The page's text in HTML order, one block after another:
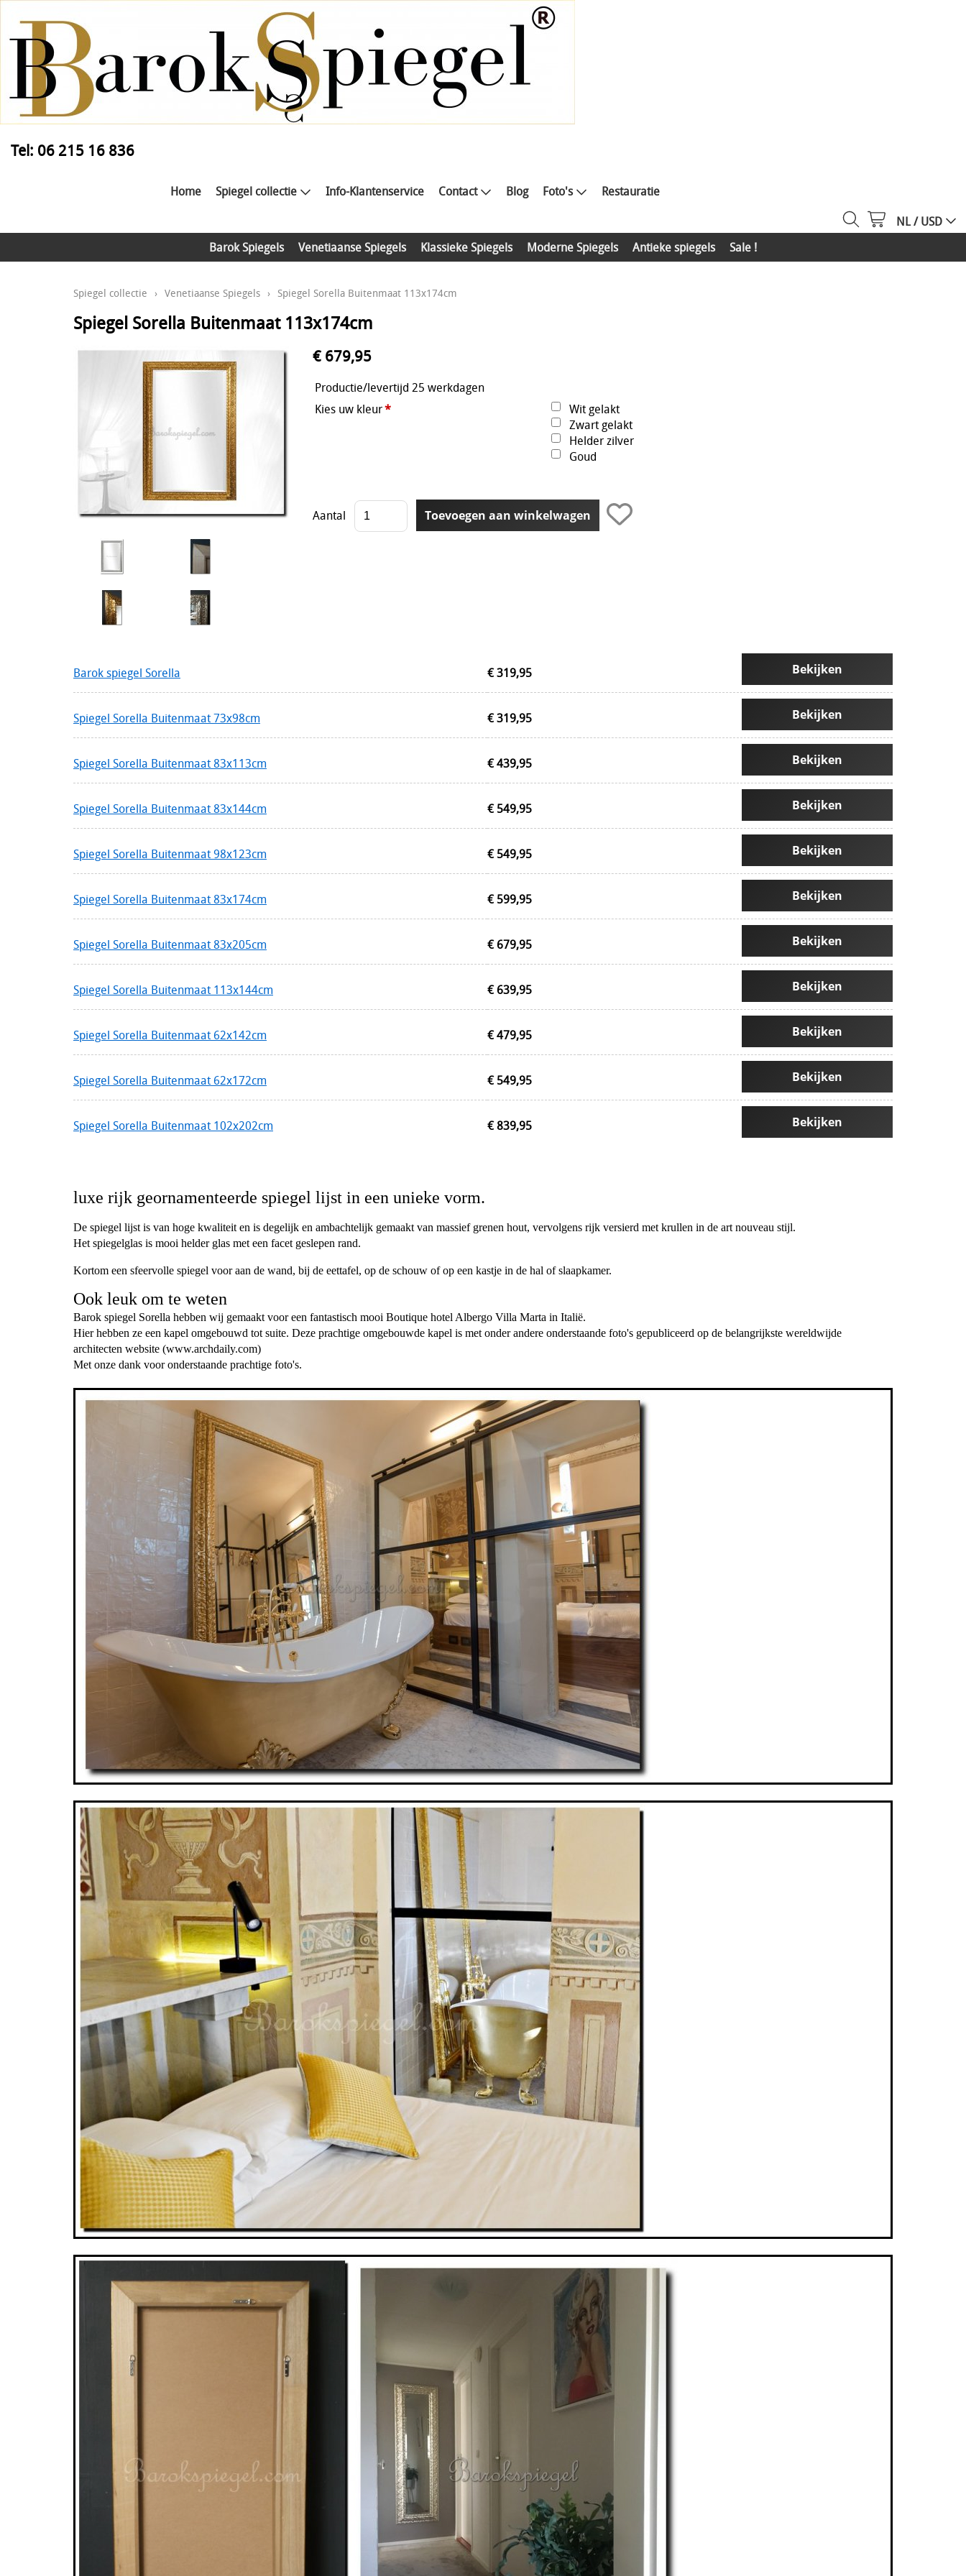
Tel: 06 215 16 836
Home Spiegel collectie Info-Klantenservice Contact Blog Foto's
Restauratie
NL / USD
Barok Spiegels
Venetiaanse Spiegels Klassieke Spiegels Moderne Spiegels Antieke spiegels Sale !
Spiegel collectie › Venetiaanse Spiegels › Spiegel Sorella Buitenmaat 113x174cm
Spiegel Sorella Buitenmaat 113x174cm
€ 679,95
Productie/levertijd 25 werkdagen
Kies uw kleur*
Wit gelakt
Zwart gelakt
Helder zilver
Goud
Aantal
Barok spiegel Sorella € 319,95 Bekijken
Spiegel Sorella Buitenmaat 73x98cm € 319,95 Bekijken
Spiegel Sorella Buitenmaat 83x113cm € 439,95 Bekijken
Spiegel Sorella Buitenmaat 83x144cm € 549,95 Bekijken
Spiegel Sorella Buitenmaat 98x123cm € 549,95 Bekijken
Spiegel Sorella Buitenmaat 83x174cm € 599,95 Bekijken
Spiegel Sorella Buitenmaat 83x205cm € 679,95 Bekijken
Spiegel Sorella Buitenmaat 113x144cm € 639,95 Bekijken
Spiegel Sorella Buitenmaat 62x142cm € 479,95 Bekijken
Spiegel Sorella Buitenmaat 62x172cm € 549,95 Bekijken
Spiegel Sorella Buitenmaat 102x202cm € 839,95 Bekijken
luxe rijk geornamenteerde spiegel lijst in een unieke vorm.
De spiegel lijst is van hoge kwaliteit en is degelijk en ambachtelijk gemaakt van massief grenen hout, vervolgens rijk versierd met krullen in de art nouveau stijl.
Het spiegelglas is mooi helder glas met een facet geslepen rand.
Kortom een sfeervolle spiegel voor aan de wand, bij de eettafel, op de schouw of op een kastje in de hal of slaapkamer.
Ook leuk om te weten
Barok spiegel Sorella hebben wij gemaakt voor een fantastisch mooi Boutique hotel Albergo Villa Marta in Italië.
Hier hebben ze een kapel omgebouwd tot suite. Deze prachtige omgebouwde kapel is met onder andere onderstaande foto's gepubliceerd op de belangrijkste wereldwijde
architecten website (www.archdaily.com)
Met onze dank voor onderstaande prachtige foto's.